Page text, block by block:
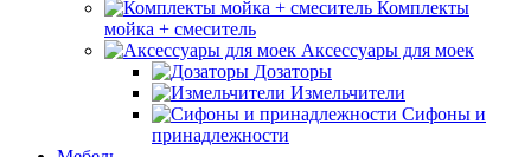
Комплекты
мойка + смеситель
Аксессуары для моек
Дозаторы
Измельчители
Сифоны и
принадлежности